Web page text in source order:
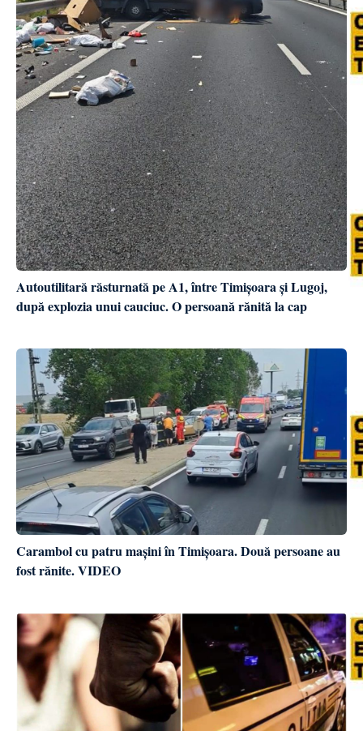
Autoutilitară răsturnată pe A1, între Timișoara și Lugoj,
după explozia unui cauciuc. O persoană rănită la cap
Carambol cu patru mașini în Timișoara. Două persoane au
fost rănite. VIDEO